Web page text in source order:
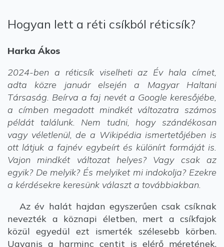
Hogyan lett a réti csíkból réticsík?
Harka Ákos
2024-ben a réticsík viselheti az Év hala címet,
adta közre január elsején a Magyar Haltani
Társaság. Beírva a faj nevét a Google keresőjébe,
a címben megadott mindkét változatra számos
példát találunk. Nem tudni, hogy szándékosan
vagy véletlenül, de a Wikipédia ismertetőjében is
ott látjuk a fajnév egybeírt és különírt formáját is.
Vajon mindkét változat helyes? Vagy csak az
egyik? De melyik? És melyiket mi indokolja? Ezekre
a kérdésekre keresünk választ a továbbiakban.
Az év halát hajdan egyszerűen csak csíknak
nevezték a köznapi életben, mert a csíkfajok
közül egyedül ezt ismerték szélesebb körben.
Ugyanis a harminc centit is elérő méretének,